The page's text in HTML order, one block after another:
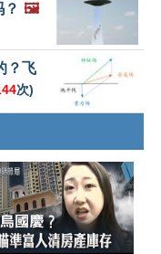
🖼️
？飞
次)